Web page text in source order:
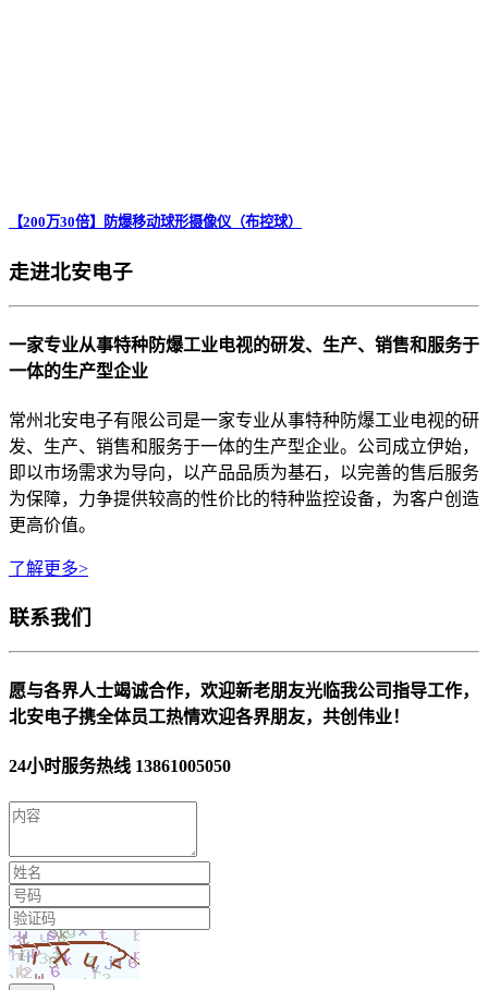
【200万30倍】防爆移动球形摄像仪（布控球）
走进北安电子
一家专业从事特种防爆工业电视的研发、生产、销售和服务于
一体的生产型企业
常州北安电子有限公司是一家专业从事特种防爆工业电视的研
发、生产、销售和服务于一体的生产型企业。公司成立伊始，
即以市场需求为导向，以产品品质为基石，以完善的售后服务
为保障，力争提供较高的性价比的特种监控设备，为客户创造
更高价值。
了解更多>
联系我们
愿与各界人士竭诚合作，欢迎新老朋友光临我公司指导工作，
北安电子携全体员工热情欢迎各界朋友，共创伟业！
24小时服务热线 13861005050